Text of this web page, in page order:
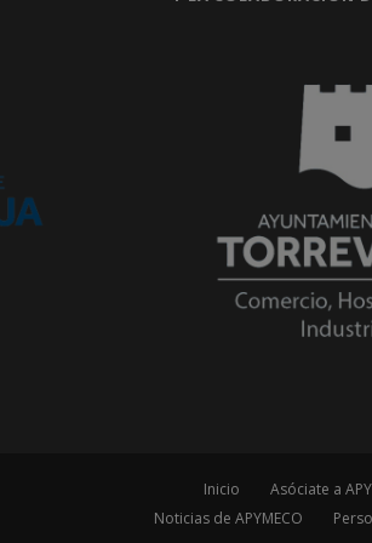
Inicio Asóciate a
Noticias de APYMECO